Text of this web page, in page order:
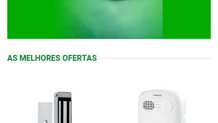
AS MELHORES OFERTAS